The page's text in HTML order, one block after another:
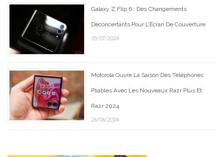
Galaxy Z Flip 6 : Des Changements
Déconcertants Pour L’Écran De Couverture
05/07/2024
Motorola Ouvre La Saison Des Téléphones
Pliables Avec Les Nouveaux Razr Plus Et
Razr 2024
26/06/2024